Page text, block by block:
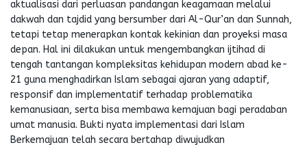
aktualisasi dari perluasan pandangan keagamaan melalui
dakwah dan tajdid yang bersumber dari Al-Qur’an dan Sunnah,
tetapi tetap menerapkan kontak kekinian dan proyeksi masa
depan. Hal ini dilakukan untuk mengembangkan ijtihad di
tengah tantangan kompleksitas kehidupan modern abad ke-
21 guna menghadirkan Islam sebagai ajaran yang adaptif,
responsif dan implementatif terhadap problematika
kemanusiaan, serta bisa membawa kemajuan bagi peradaban
umat manusia. Bukti nyata implementasi dari Islam
Berkemajuan telah secara bertahap diwujudkan